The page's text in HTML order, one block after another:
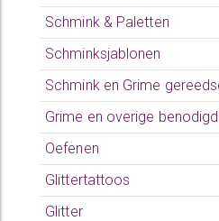
Schmink & Paletten
Schminksjablonen
Schmink en Grime
Grime en overige
Oefenen
Glittertattoos
Glitter